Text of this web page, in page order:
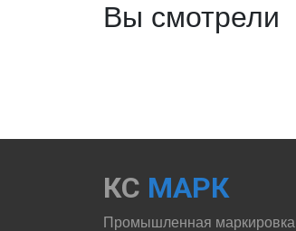
Вы смотрели
КС МАРК
Промышленная маркировка